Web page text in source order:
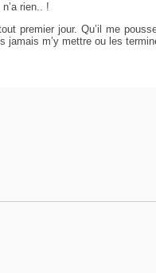
rien.. !
premier jour. Qu’il me
jamais m’y mettre ou les